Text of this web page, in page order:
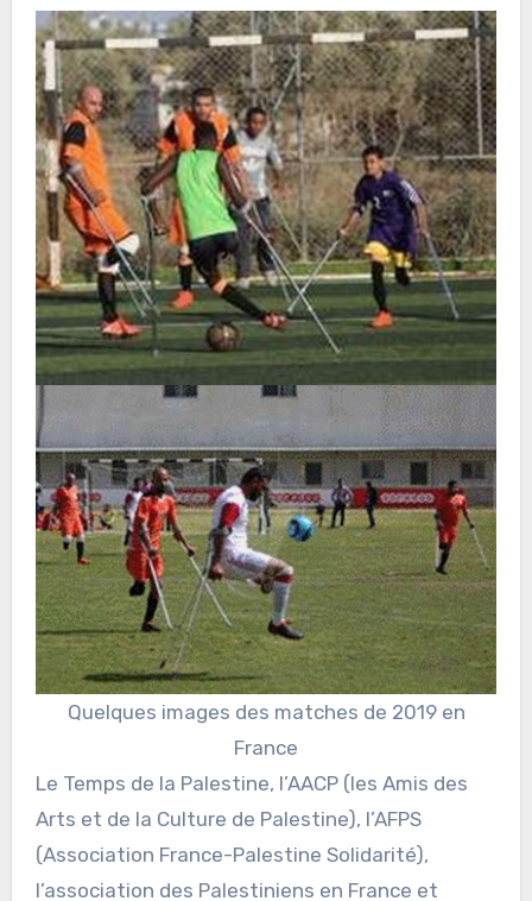
Quelques images des matches de 2019 en
France
Le Temps de la Palestine, l’AACP (les Amis des
Arts et de la Culture de Palestine), l’AFPS
(Association France-Palestine Solidarité),
l’association des Palestiniens en France et